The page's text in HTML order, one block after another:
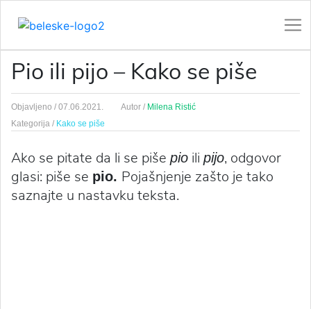
Pio ili pijo – Kako se piše
Objavljeno / 07.06.2021. Autor / Milena Ristić
Kategorija / Kako se piše
Ako se pitate da li se piše pio ili pijo, odgovor
glasi: piše se pio. Pojašnjenje zašto je tako
saznajte u nastavku teksta.